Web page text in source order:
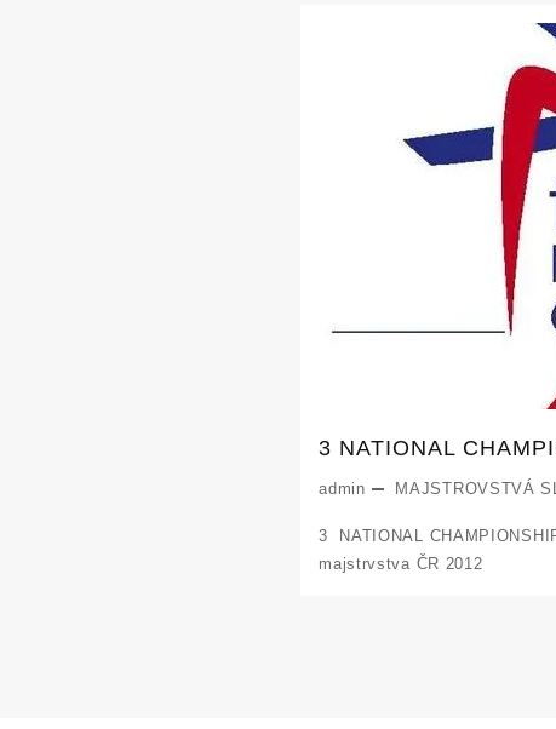
3 NATIONAL
admin MAJSTROVSTVÁ
3 NATIONAL
majstrvstva ČR 2012